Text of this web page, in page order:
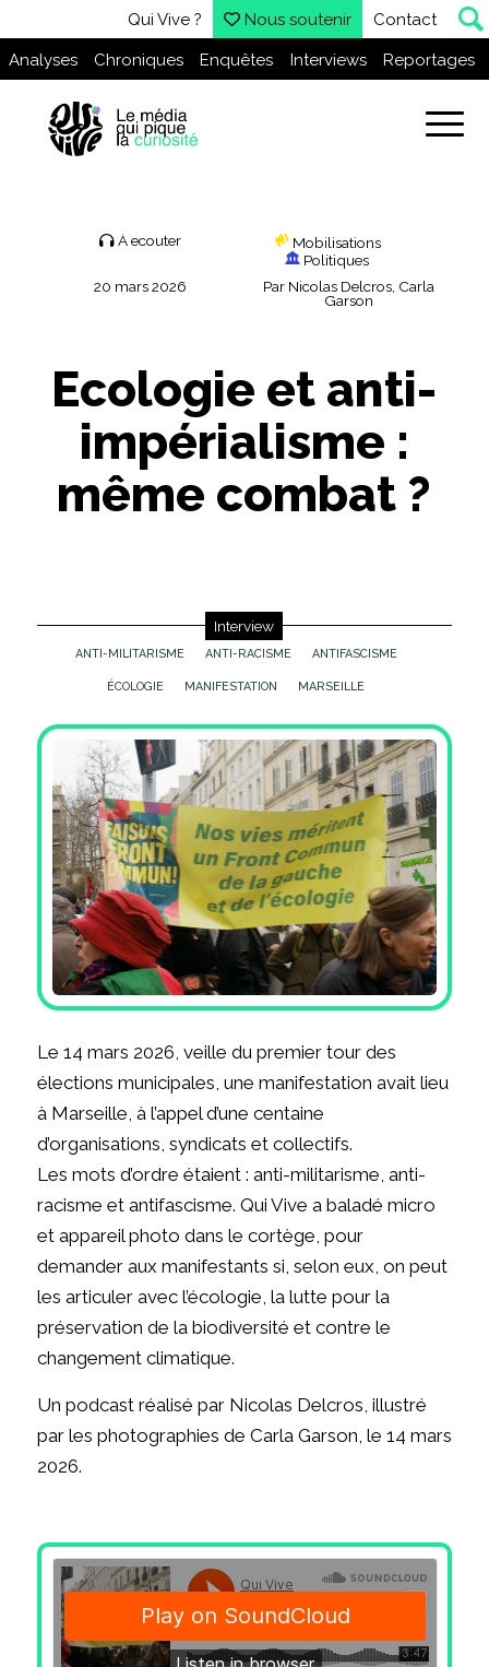
Qui Vive ? Nous soutenir Contact
Analyses Chroniques Enquêtes Interviews Reportages
À ecouter
Mobilisations
Politiques
20 mars 2026
Par Nicolas Delcros, Carla
Garson
Ecologie et anti-
impérialisme :
même combat ?
Interview
ANTI-MILITARISME ANTI-RACISME ANTIFASCISME
ÉCOLOGIE MANIFESTATION MARSEILLE
Le 14 mars 2026, veille du premier tour des
élections municipales, une manifestation avait lieu
à Marseille, à l’appel d’une centaine
d’organisations, syndicats et collectifs.
Les mots d’ordre étaient : anti-militarisme, anti-
racisme et antifascisme. Qui Vive a baladé micro
et appareil photo dans le cortège, pour
demander aux manifestants si, selon eux, on peut
les articuler avec l’écologie, la lutte pour la
préservation de la biodiversité et contre le
changement climatique.
Un podcast réalisé par Nicolas Delcros, illustré
par les photographies de Carla Garson, le 14 mars
2026.